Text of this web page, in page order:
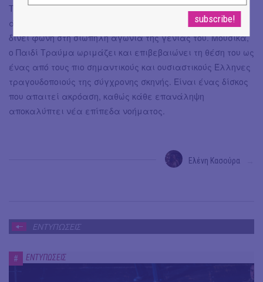
Το 'Δεύτερη Ζωή' είναι ένα γενναίο και απαραίτητο
άλμπουμ. Δεν προσφέρει εύκολες απαντήσεις, αλλά
δίνει φωνή στη σιωπηλή αγωνία της γενιάς του. Μουσικά,
ο Παιδί Τραύμα ωριμάζει και επιβεβαιώνει τη θέση του ως
ένας από τους πιο σημαντικούς και ουσιαστικούς Έλληνες
τραγουδοποιούς της σύγχρονης σκηνής. Είναι ένας δίσκος
που απαιτεί ακρόαση, καθώς κάθε επανάληψη
αποκαλύπτει νέα επίπεδα νοήματος.
Ελένη Κασούρα
ΕΝΤΥΠΩΣΕΙΣ
# ΕΝΤΥΠΩΣΕΙΣ